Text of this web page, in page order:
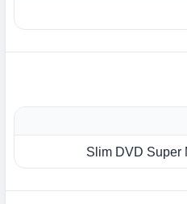
Slim DVD